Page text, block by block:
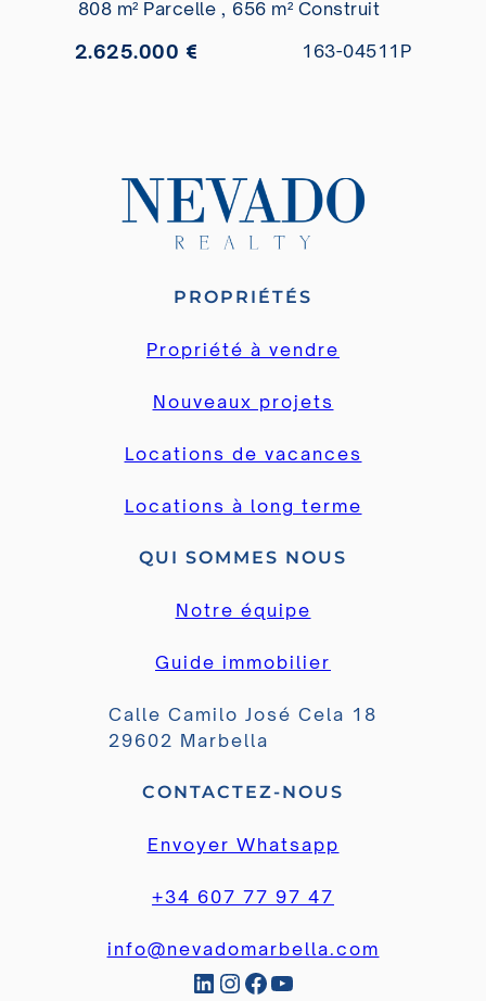
808 m² Parcelle , 656 m² Construit
2.625.000 € 163-04511P
PROPRIÉTÉS
Propriété à vendre
Nouveaux projets
Locations de vacances
Locations à long terme
QUI SOMMES NOUS
Notre équipe
Guide immobilier
Calle Camilo José Cela 18
29602 Marbella
CONTACTEZ-NOUS
Envoyer Whatsapp
+34 607 77 97 47
info@nevadomarbella.com
LinkedIn InstagramFacebook YouTube